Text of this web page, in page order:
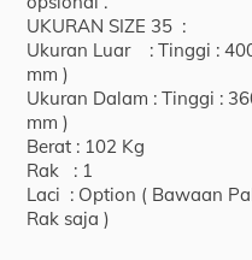
UKURAN SIZE 35 :
Ukuran Luar : Tinggi :
mm )
Ukuran Dalam : Tinggi :
mm )
Berat : 102 Kg
Rak : 1
Laci : Option ( Bawaan
Rak saja )